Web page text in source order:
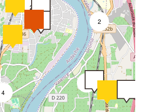
2
4
2